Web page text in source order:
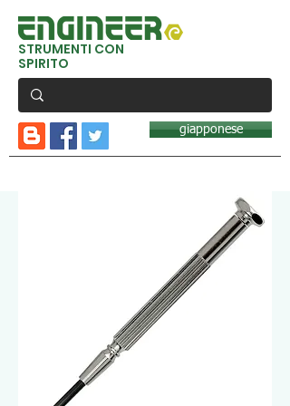
STRUMENTI CON
SPIRITO
giapponese